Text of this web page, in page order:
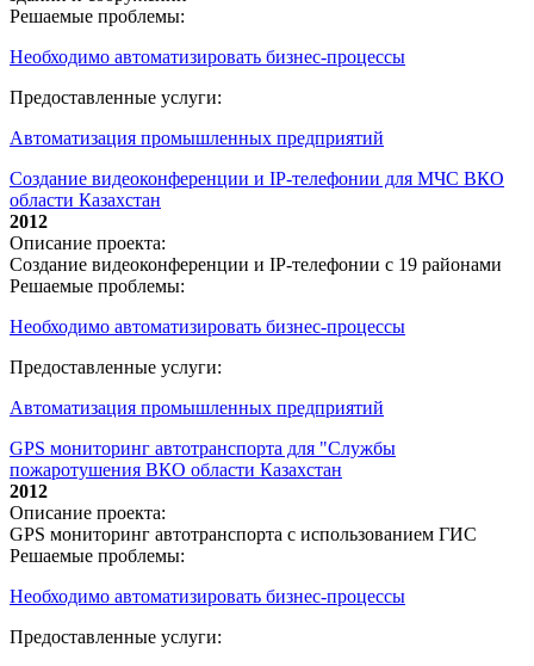
Решаемые проблемы:
Необходимо автоматизировать бизнес-процессы
Предоставленные услуги:
Автоматизация промышленных предприятий
Создание видеоконференции и IP-телефонии для МЧС ВКО
области Казахстан
2012
Описание проекта:
Создание видеоконференции и IP-телефонии с 19 районами
Решаемые проблемы:
Необходимо автоматизировать бизнес-процессы
Предоставленные услуги:
Автоматизация промышленных предприятий
GPS мониторинг автотранспорта для "Службы
пожаротушения ВКО области Казахстан
2012
Описание проекта:
GPS мониторинг автотранспорта с использованием ГИС
Решаемые проблемы:
Необходимо автоматизировать бизнес-процессы
Предоставленные услуги: